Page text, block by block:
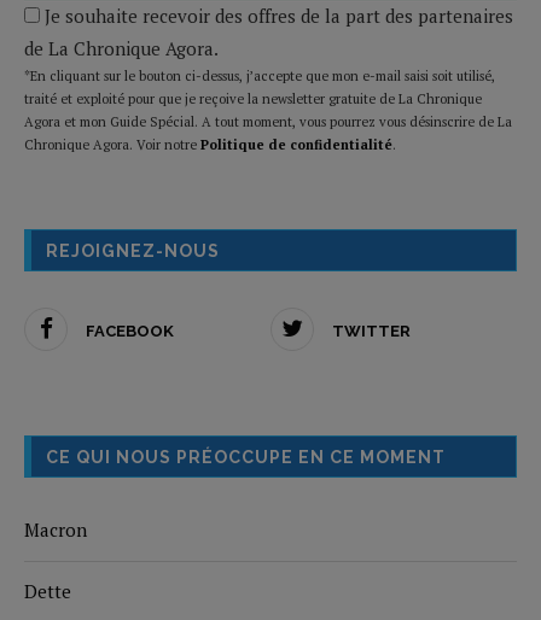
Je souhaite recevoir des offres de la part des partenaires
de La Chronique Agora.
*En cliquant sur le bouton ci-dessus, j’accepte que mon e-mail saisi soit utilisé,
traité et exploité pour que je reçoive la newsletter gratuite de La Chronique
Agora et mon Guide Spécial. A tout moment, vous pourrez vous désinscrire de La
Chronique Agora. Voir notre Politique de confidentialité.
REJOIGNEZ-NOUS
FACEBOOK TWITTER
CE QUI NOUS PRÉOCCUPE EN CE MOMENT
Macron
Dette